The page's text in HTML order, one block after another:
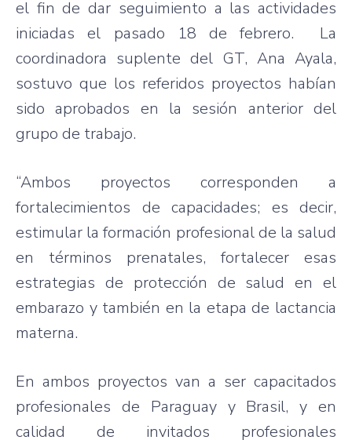
el fin de dar seguimiento a las actividades
iniciadas el pasado 18 de febrero. La
coordinadora suplente del GT, Ana Ayala,
sostuvo que los referidos proyectos habían
sido aprobados en la sesión anterior del
grupo de trabajo.
“Ambos proyectos corresponden a
fortalecimientos de capacidades; es decir,
estimular la formación profesional de la salud
en términos prenatales, fortalecer esas
estrategias de protección de salud en el
embarazo y también en la etapa de lactancia
materna.
En ambos proyectos van a ser capacitados
profesionales de Paraguay y Brasil, y en
calidad de invitados profesionales